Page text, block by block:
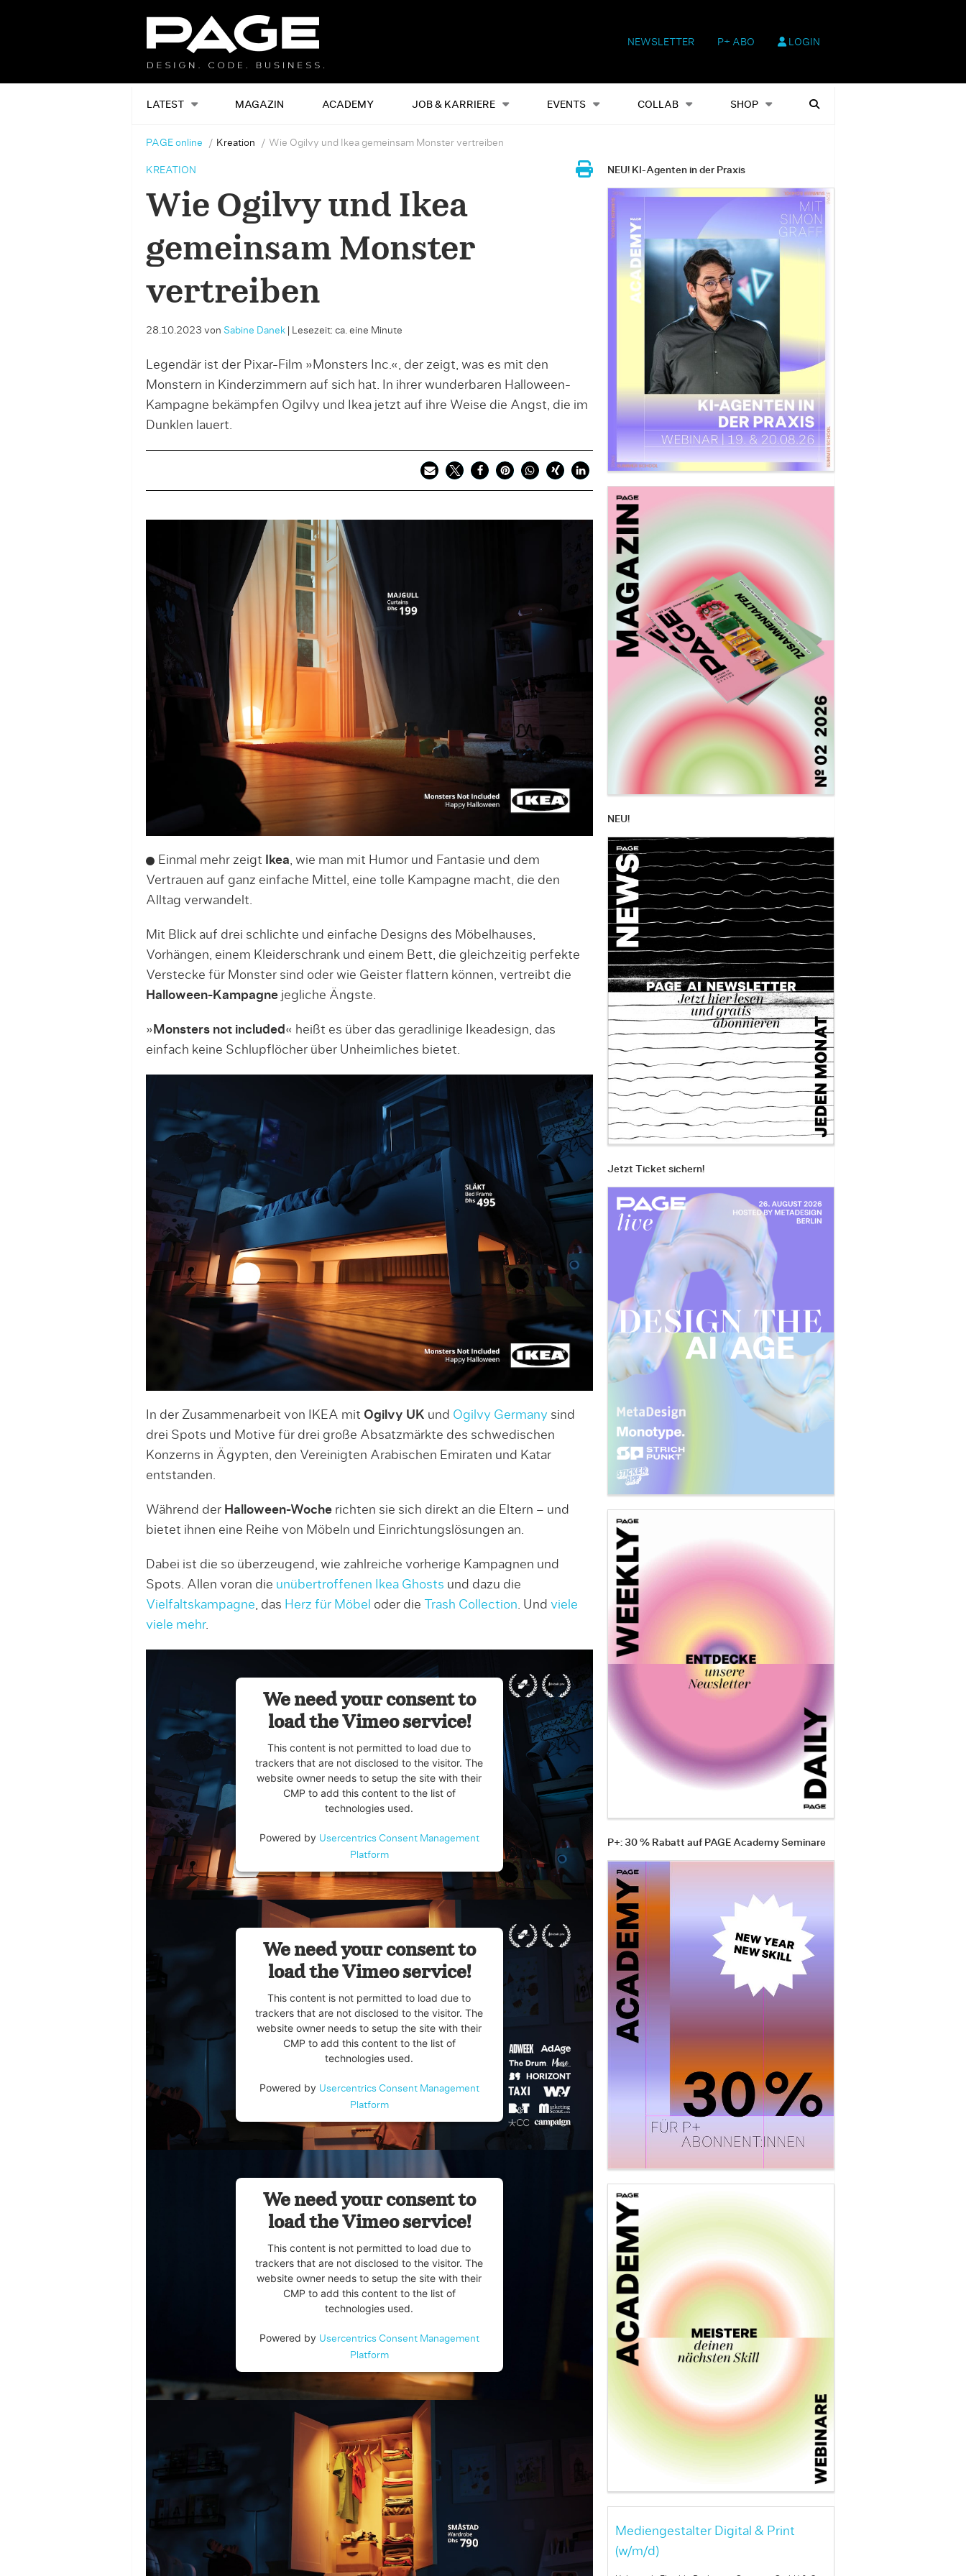
NEWSLETTER P+ ABO LOGIN
LATEST MAGAZIN ACADEMY JOB & KARRIERE EVENTS COLLAB SHOP
Alles Events Shop Heftausgaben Suchen
PAGE online Kreation Wie Ogilvy und Ikea gemeinsam Monster vertreiben
KREATION
Wie Ogilvy und Ikea
gemeinsam Monster
vertreiben
28.10.2023 von Sabine Danek| Lesezeit: ca. eine Minute
Legendär ist der Pixar-Film »Monsters Inc.«, der zeigt, was es mit den
Monstern in Kinderzimmern auf sich hat. In ihrer wunderbaren Halloween-
Kampagne bekämpfen Ogilvy und Ikea jetzt auf ihre Weise die Angst, die im
Dunklen lauert.
Einmal mehr zeigt Ikea, wie man mit Humor und Fantasie und dem
Vertrauen auf ganz einfache Mittel, eine tolle Kampagne macht, die den
Alltag verwandelt.
Mit Blick auf drei schlichte und einfache Designs des Möbelhauses,
Vorhängen, einem Kleiderschrank und einem Bett, die gleichzeitig perfekte
Verstecke für Monster sind oder wie Geister flattern können, vertreibt die
Halloween-Kampagnejegliche Ängste.
» Monsters not included « heißt es über das geradlinige Ikeadesign, das
einfach keine Schlupflöcher über Unheimliches bietet.
In der Zusammenarbeit von IKEA mit Ogilvy UK und Ogilvy Germany sind
drei Spots und Motive für drei große Absatzmärkte des schwedischen
Konzerns in Ägypten, den Vereinigten Arabischen Emiraten und Katar
entstanden.
Während der Halloween-Wocherichten sie sich direkt an die Eltern – und
bietet ihnen eine Reihe von Möbeln und Einrichtungslösungen an.
Dabei ist die so überzeugend, wie zahlreiche vorherige Kampagnen und
Spots. Allen voran die unübertroffenen Ikea Ghosts und dazu die
Vielfaltskampagne, das Herz für Möbel oder die Trash Collection. Und viele
viele mehr.
We need your consent to
load the Vimeo service!
This content is not permitted to load due to
trackers that are not disclosed to the visitor. The
website owner needs to setup the site with their
CMP to add this content to the list of
technologies used.
Powered by Usercentrics Consent Management
Platform
We need your consent to
load the Vimeo service!
This content is not permitted to load due to
trackers that are not disclosed to the visitor. The
website owner needs to setup the site with their
CMP to add this content to the list of
technologies used.
Powered by Usercentrics Consent Management
Platform
We need your consent to
load the Vimeo service!
This content is not permitted to load due to
trackers that are not disclosed to the visitor. The
website owner needs to setup the site with their
CMP to add this content to the list of
technologies used.
Powered by Usercentrics Consent Management
Platform
NEU! KI-Agenten in der Praxis
NEU!
Jetzt Ticket sichern!
P+: 30 % Rabatt auf PAGE Academy Seminare
Mediengestalter Digital & Print
(w/m/d)